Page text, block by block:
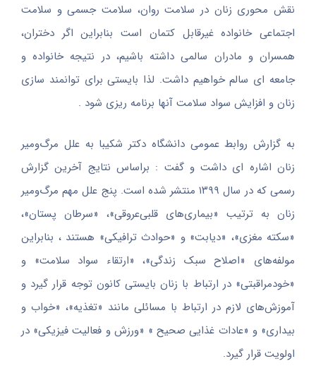
نقش محوری زنان در سلامت روان، سلامت جسمی و سلامت
اجتماعی خانواده غیرقابل کتمان است بنابراین اگر دختران،
همسران و مادران سالمی داشته‌ باشیم، در نتیجه خانواده و
جامعه ای سالم خواهیم داشت. لذا بایستی برای توانمند سازی
زنان و افزایش سواد سلامت آنها برنامه ریزی شود .
به گزارش روابط عمومی دانشگاه دکتر شکیبا به علل مرگ‌ومیر
زنان اشاره ای داشت و گفت : براساس نتایج آخرین گزارش
رسمی که در سال ۱۳۹۹ منتشر شده است. پنج علل مهم مرگ‌ومیر
زنان به ترتیب «بیماری‌های قلبی‌عروقی»، «سرطان پستان»،
«سکته مغزی»، «دیابت» و «حوادث ترافیکی» هستند ، بنابراین
مولفه‌های «اصلاح سبک زندگی»، «ارتقاء سواد سلامت» و
«خودمراقبتی» در ارتباط با زنان بایستی کانون توجه قرار گیرد و
آموزش‌های لازم در ارتباط با مسائلی مانند «تغذیه»، «خواب و
بیداری» و «عادات غذایی صحیح » «ورزش و فعالیت فیزیکی» در
اولویت قرار گیرد.